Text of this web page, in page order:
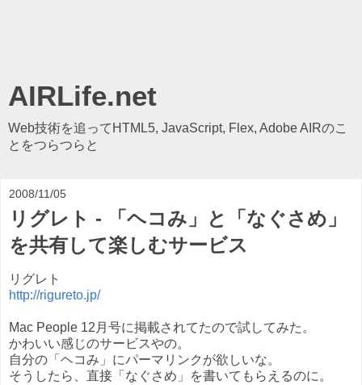
AIRLife.net
Web技術を追ってHTML5, JavaScript, Flex, Adobe AIRのこ
とをつらつらと
2008/11/05
リグレト - 「ヘコみ」と「なぐさめ」
を共有して楽しむサービス
リグレト
http://rigureto.jp/
Mac People 12月号に掲載されてたので試してみた。
かわいい感じのサービスやの。
自分の「ヘコみ」にパーマリンクが欲しいな。
そうしたら、直接「なぐさめ」を書いてもらえるのに。